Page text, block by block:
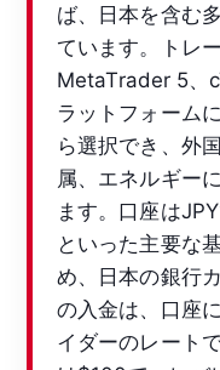
ば、日本を含む
ています。トレ
MetaTrader 5、
ラットフォーム
ら選択でき、外
属、エネルギー
ます。口座は
といった主要な
め、日本の銀行
の入金は、口座
イダーのレート